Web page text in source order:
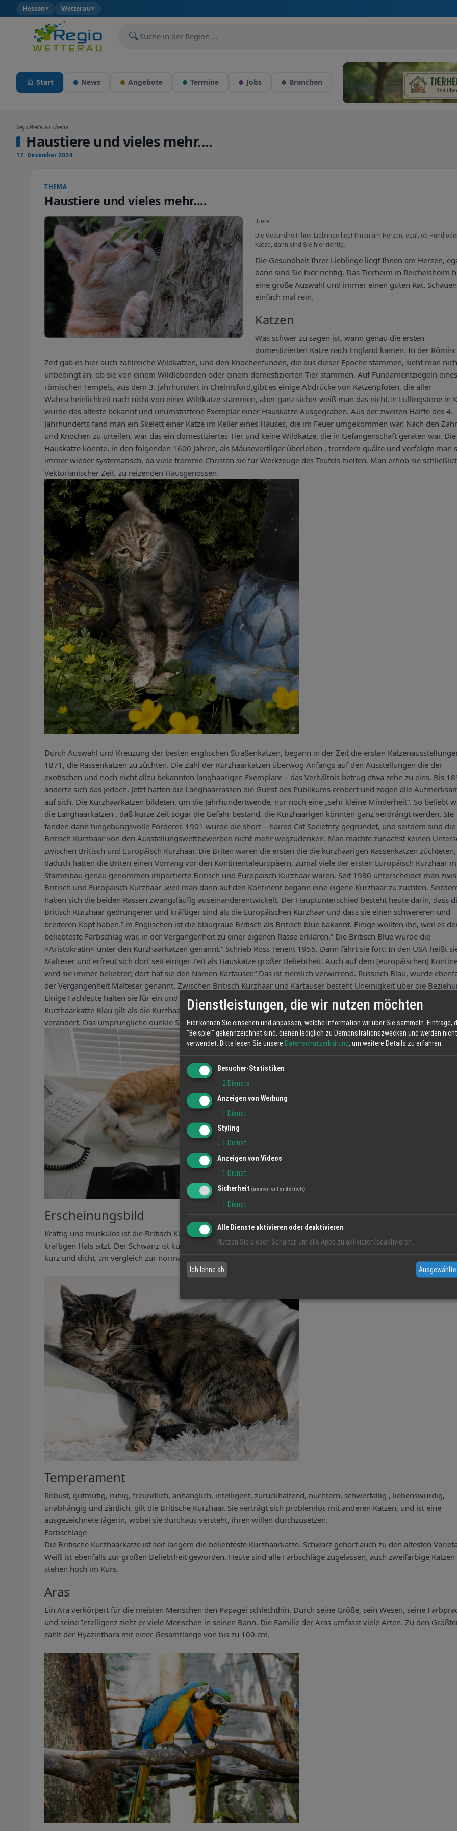
Hessen▼ Wetterau▼
🔍
Start News Angebote Termine Jobs Branchen
RegioWetterau Thema
Haustiere und vieles mehr....
17. Dezember 2024
THEMA
Haustiere und vieles mehr....
Tiere
Die Gesundheit Ihrer Lieblinge liegt Ihnen am Herzen, egal, ob Hund
Katze, dann sind Sie hier richtig.
Die Gesundheit Ihrer Lieblinge liegt Ihnen am Herzen,
dann sind Sie hier richtig. Das Tierheim in Reichelsheim
eine große Auswahl und immer einen guten Rat.
einfach mal rein.
Katzen
Was schwer zu sagen ist, wann genau die ersten
domestizierten Katze nach England kamen. In der
Zeit gab es hier auch zahlreiche Wildkatzen, und den Knochenfunden, die aus dieser Epoche stammen, sieht man
unbedingt an, ob sie von einem Wildlebenden oder einem domestizierten Tier stammen. Auf Fundamentziegeln eines
römischen Tempels, aus dem 3. Jahrhundert in Chelmsford,gibt es einige Abdrücke von Katzenpfoten, die aller
Wahrscheinlichkeit nach nicht von einer Wildkatze stammen, aber ganz sicher weiß man das nicht.In Lullingstone in
wurde das älteste bekannt und unumstrittene Exemplar einer Hauskatze Ausgegraben. Aus der zweiten Hälfte des 4.
Jahrhunderts fand man ein Skelett einer Katze im Keller eines Hauses, die im Feuer umgekommen war. Nach den
und Knochen zu urteilen, war das ein domestiziertes Tier und keine Wildkatze, die in Gefangenschaft geraten war. Die
Hauskatze konnte, in den folgenden 1600 Jahren, als Mäusevertilger überleben , trotzdem quälte und verfolgte man
immer wieder systematisch, da viele fromme Christen sie für Werkzeuge des Teufels hielten. Man erhob sie
Vektorianischer Zeit, zu reizenden Hausgenossen.
Durch Auswahl und Kreuzung der besten englischen Straßenkatzen, begann in der Zeit die ersten
1871, die Rassenkatzen zu züchten. Die Zahl der Kurzhaarkatzen überwog Anfangs auf den Ausstellungen die der
exotischen und noch nicht allzu bekannten langhaarigen Exemplare – das Verhältnis betrug etwa zehn zu eins. Bis
änderte sich das jedoch. Jetzt hatten die Langhaarrassen die Gunst des Publikums erobert und zogen alle
auf sich. Die Kurzhaarkatzen bildeten, um die Jahrhundertwende, nur noch eine „sehr kleine Minderheit“. So beliebt
die Langhaarkatzen , daß kurze Zeit sogar die Gefahr bestand, die Kurzhaarigen könnten ganz verdrängt werden. SIe
fanden dann hingebungsvolle Förderer. 1901 wurde die short – haired Cat Societnty gegründet, und seitdem sind die
Britisch Kurzhaar von den Ausstellungswettbewerben nicht mehr wegzudenken. Man machte zunächst keinen
zwischen Britisch und Europäisch Kurzhaar. Die Briten waren die ersten die die kurzhaarigen Rassenkatzen züchteten,
daduch hatten die Briten einen Vorrang vor den Kontinentaleuropäern, zumal viele der ersten Europäisch Kurzhaar
Stammbau genau genommen importierte Britisch und Europäisch Kurzhaar waren. Seit 1980 unterscheidet man
Britisch und Europäisch Kurzhaar ,weil man dann auf den Kontinent begann eine eigene Kurzhaar zu züchten.
haben sich die beiden Rassen zwangsläufig auseinanderentwickelt. Der Hauptunterschied besteht heute darin, dass
Britisch Kurzhaar gedrungener und kräftiger sind als die Europäischen Kurzhaar und dass sie einen schwereren und
breiteren Kopf haben.I m Englischen ist die blaugraue Britisch als Britisch blue bakannt. Einige wollten ihn, weil es
beliebteste Farbschlag war, in der Vergangenheit zu einer eigenen Rasse erklären.“ Die Britisch Blue wurde die
>Aristokratin< unter den Kurzhaarkatzen genannt.“ Schrieb Ross Tenent 1955. Dann fährt sie fort: In den USA heißt
Malteser und erfreut sich dort seit einiger Zeit als Hauskatze großer Beliebtheit. Auch auf dem (europäischen)
wird sie immer beliebter; dort hat sie den Namen Kartäuser.“ Das ist ziemlich verwirrend. Russisch Blau, wurde
der Vergangenheit Malteser genannt. Zwischen Britisch Kurzhaar und Kartäuser besteht Uneinigkeit über die
Einige Fachleute halten sie für ein und die selbe Rasse, andere sehen in ihnen zwei verschiedene Rassen. Die Britische
Kurzhaarkatze Blau gilt als die Kurzhaarkatze mit dem plüschigsten Fell. Die bevorzugte Farbe hat sich in jüngerer
verändert. Das ursprüngliche dunkle Schiefergrau ist heller geworden.
Erscheinungsbild
Kräftig und muskulös ist die Britisch Kurzhaar. Außerdem hat sie einen massigen, runden Kopf, der auf einem kurzen,
kräftigen Hals sitzt. Der Schwanz ist kurz und dick, wobei die Beine auch kurz und stämmig sind. Das Fell ist kurz
kurz und dicht. Im vergleich zur normalen Hauskatze wirkt die Britisch Kurzhaar gedrungener und schwerer.
Temperament
Robust, gutmütig, ruhig, freundlich, anhänglich, intelligent, zurückhaltend, nüchtern, schwerfällig , liebenswürdig,
unabhängig und zärtlich, gilt die Britische Kurzhaar. Sie verträgt sich problemlos mit anderen Katzen, und ist eine
ausgezeichnete Jägerin, wobei sie durchaus versteht, ihren willen durchzusetzen.
Farbschläge
Die Britische Kurzhaarkatze ist seit langem die beliebteste Kurzhaarkatze. Schwarz gehört auch zu den ältesten
Weiß ist ebenfalls zur großen Beliebtheit geworden. Heute sind alle Farbschläge zugelassen, auch zweifarbige Katzen
stehen hoch im Kurs.
Aras
Ein Ara verkörpert für die meisten Menschen den Papagei schlechthin. Durch seine Größe, sein Wesen, seine
und seine Intelligenz zieht er viele Menschen in seinen Bann. Die Familie der Aras umfasst viele Arten. Zu den
zählt der Hyazinthara mit einer Gesamtlänge von bis zu 100 cm.
Dienstleistungen, die wir nutzen möchten
Hier können Sie einsehen und anpassen, welche Information wir über Sie sammeln. Einträge,
"Beispiel" gekennzeichnet sind, dienen lediglich zu Demonstrationszwecken und werden
verwendet. Bitte lesen Sie unsere Datenschutzerklärung, um weitere Details zu erfahren.
Besucher-Statistiken
↓ 2 Dienste
Anzeigen von Werbung
↓ 1 Dienst
Styling
↓ 1 Dienst
Anzeigen von Videos
↓ 1 Dienst
Sicherheit (immer erforderlich)
↓ 1 Dienst
Alle Dienste aktivieren oder deaktivieren
Nutzen Sie diesen Schalter, um alle Apps zu aktivieren/deaktivieren.
Ich lehne ab